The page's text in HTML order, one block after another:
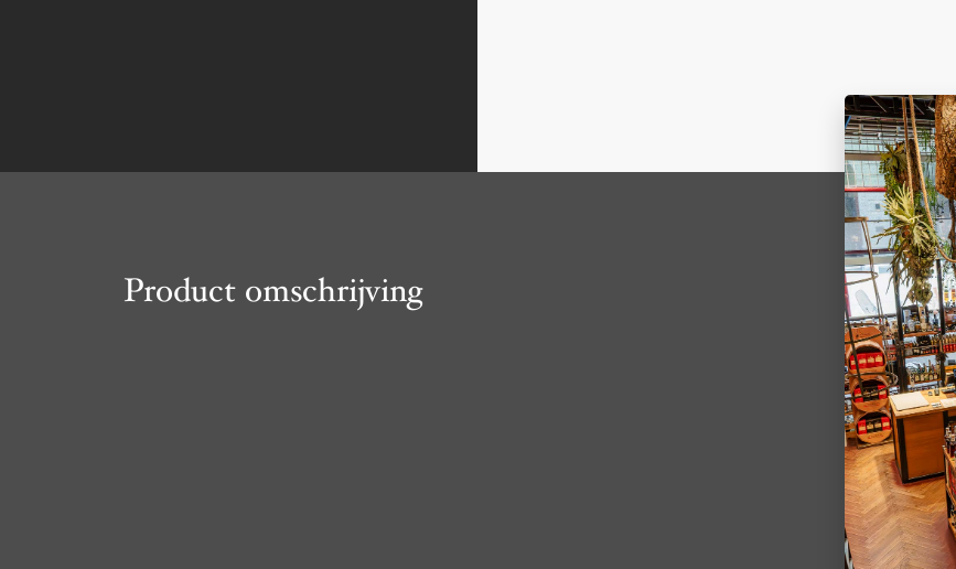
Product omschrijving